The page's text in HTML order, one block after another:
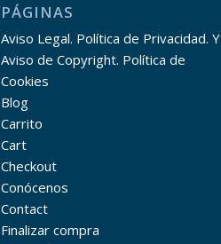
PÁGINAS
Aviso Legal. Política de Privacidad. Y
Aviso de Copyright. Política de
Cookies
Blog
Carrito
Cart
Checkout
Conócenos
Contact
Finalizar compra